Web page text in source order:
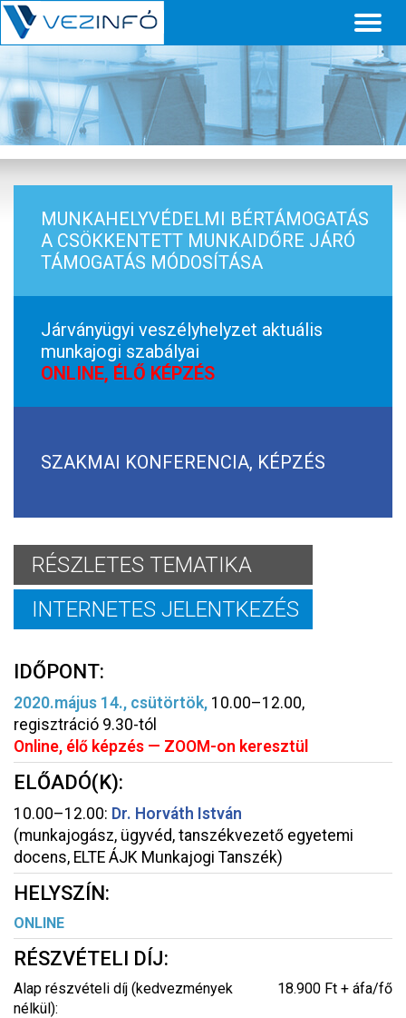
MUNKAHELYVÉDELMI BÉRTÁMOGATÁS
A CSÖKKENTETT MUNKAIDŐRE JÁRÓ
TÁMOGATÁS MÓDOSÍTÁSA
Járványügyi veszélyhelyzet aktuális
munkajogi szabályai
ONLINE, ÉLŐ KÉPZÉS
SZAKMAI KONFERENCIA, KÉPZÉS
RÉSZLETES TEMATIKA
INTERNETES JELENTKEZÉS
IDŐPONT:
2020.május 14., csütörtök, 10.00–12.00,
regisztráció 9.30-tól
Online, élő képzés — ZOOM-on keresztül
ELŐADÓ(K):
10.00–12.00: Dr. Horváth István
(munkajogász, ügyvéd, tanszékvezető egyetemi
docens, ELTE ÁJK Munkajogi Tanszék)
HELYSZÍN:
ONLINE
RÉSZVÉTELI DÍJ:
Alap részvételi díj (kedvezmények
nélkül):
18.900 Ft + áfa/fő